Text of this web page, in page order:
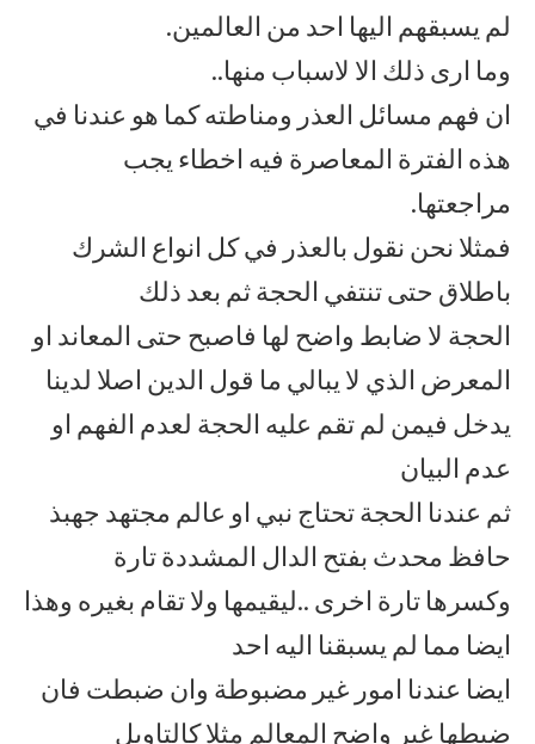
لم يسبقهم اليها احد من العالمين.
وما ارى ذلك الا لاسباب منها..
ان فهم مسائل العذر ومناطته كما هو عندنا في
هذه الفترة المعاصرة فيه اخطاء يجب
مراجعتها.
فمثلا نحن نقول بالعذر في كل انواع الشرك
باطلاق حتى تنتفي الحجة ثم بعد ذلك
الحجة لا ضابط واضح لها فاصبح حتى المعاند او
المعرض الذي لا يبالي ما قول الدين اصلا لدينا
يدخل فيمن لم تقم عليه الحجة لعدم الفهم او
عدم البيان
ثم عندنا الحجة تحتاج نبي او عالم مجتهد جهبذ
حافظ محدث بفتح الدال المشددة تارة
وكسرها تارة اخرى ..ليقيمها ولا تقام بغيره وهذا
ايضا مما لم يسبقنا اليه احد
ايضا عندنا امور غير مضبوطة وان ضبطت فان
ضبطها غير واضح المعالم مثلا كالتاويل